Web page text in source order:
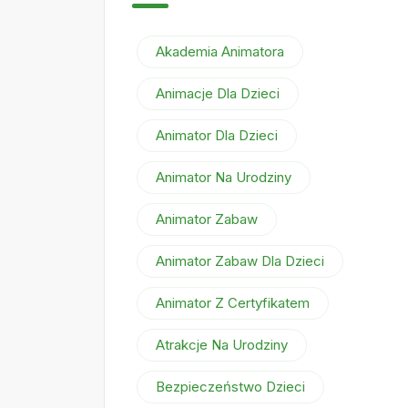
Akademia Animatora
Animacje Dla Dzieci
Animator Dla Dzieci
Animator Na Urodziny
Animator Zabaw
Animator Zabaw Dla Dzieci
Animator Z Certyfikatem
Atrakcje Na Urodziny
Bezpieczeństwo Dzieci